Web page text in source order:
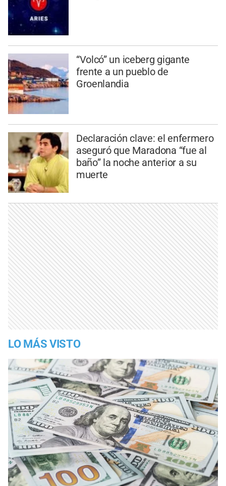
“Volcó” un iceberg gigante
frente a un pueblo de
Groenlandia
Declaración clave: el enfermero
aseguró que Maradona “fue al
baño” la noche anterior a su
muerte
LO MÁS VISTO